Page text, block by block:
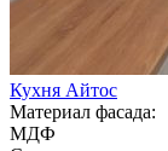
Кухня Айтос
Материал фасада:
МДФ